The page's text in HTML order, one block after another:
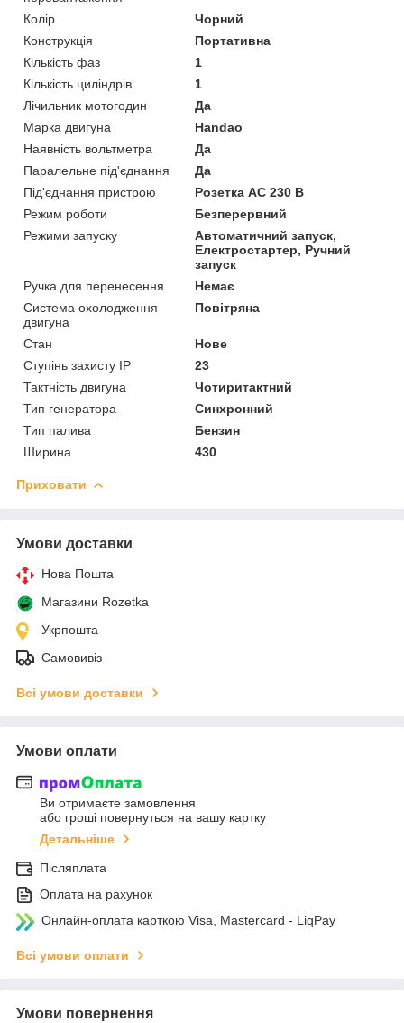
Колір
Чорний
Конструкція
Портативна
Кількість фаз
1
Кількість циліндрів
1
Лічильник мотогодин
Да
Марка двигуна
Handao
Наявність вольтметра
Да
Паралельне під'єднання
Да
Під'єднання пристрою
Розетка AC 230 В
Режим роботи
Безперервний
Режими запуску
Автоматичний запуск,
Електростартер, Ручний
запуск
Ручка для перенесення
Немає
Система охолодження
двигуна
Повітряна
Стан
Нове
Ступінь захисту IP
23
Тактність двигуна
Чотиритактний
Тип генератора
Синхронний
Тип палива
Бензин
Ширина
430
Приховати
Умови доставки
Нова Пошта
Магазини Rozetka
Укрпошта
Самовивіз
Всі умови доставки
Умови оплати
Ви отримаєте замовлення
або гроші повернуться на вашу картку
Детальніше
Післяплата
Оплата на рахунок
Онлайн-оплата карткою Visa, Mastercard - LiqPay
Всі умови оплати
Умови повернення